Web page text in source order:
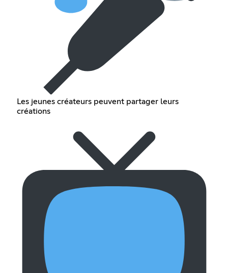
Les jeunes créateurs peuvent partager leurs
créations